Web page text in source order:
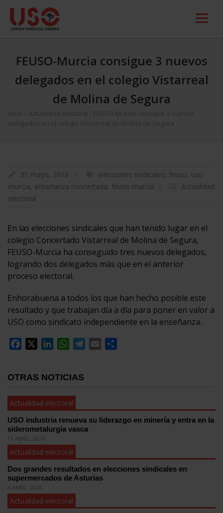
FEUSO-Murcia consigue 3 nuevos
delegados en el colegio Vistarreal
de Molina de Segura
Inicio Actualidad electoral
FEUSO-Murcia consigue 3 nuevos
delegados en el colegio Vistarreal de Molina de Segura
31 mayo, 2016 elecciones sindicales, feuso, uso
murcia, enseñanza concertada, feuso murcia
Actualidad
electoral
En las elecciones sindicales que han tenido lugar en el
colegio Concertado Vistarreal de Molina de Segura,
FEUSO-Murcia ha conseguido tres nuevos delegados,
logrando dos delegados más que en el anterior
proceso electoral.
Enhorabuena a todos los que han hecho posible este
resultado y que trabajan día a día para poner en valor a
USO como sindicato independiente en la enseñanza.
Facebook
LinkedInWhatsApp
Telegram
Email
OTRAS NOTICIAS
Actualidad electoral
USO industria renueva su liderazgo en minería y entra en la
siderometalurgia vasca
13 ABRIL, 2026
Actualidad electoral
Dos grandes resultados en elecciones sindicales en
supermercados de Asturias
8 ABRIL, 2026
Actualidad electoral